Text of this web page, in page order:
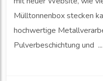
Mülltonnenbox stecken
hochwertige
Pulverbeschichtung und ...